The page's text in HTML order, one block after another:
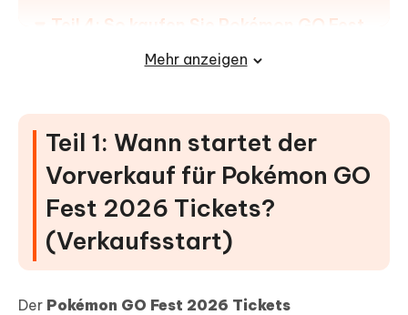
Teil 4: So kaufen Sie Pokémon GO Fest
2026 Tickets (Schritt-für-Schritt)
Ticket mit iAnyGo spielen
Mehr anzeigen
Teil 1: Wann startet der
Vorverkauf für Pokémon GO
Fest 2026 Tickets?
(Verkaufsstart)
Der Pokémon GO Fest 2026 Tickets